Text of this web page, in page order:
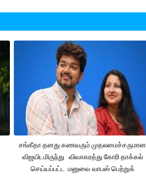
சங்கீதா தனது கணவரும் முதலமைச்சருமான
விஜயிடமிருந்து விவாகரத்து கோரி தாக்கல்
செய்யப்பட்ட மனுவை வாபஸ் பெற்றுக்